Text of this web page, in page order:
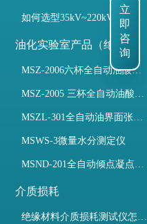
如何选型35kV~220kV GIS局部放电模拟装置？
油化实验室产品（绝缘油）
MSZ-2006六杯全自动油酸值测定仪
MSZ-2005 三杯全自动油酸值测定仪
MSZL-301全自动油界面张力仪
MSWS-3微量水分测定仪
MSND-201全自动倾点凝点测试仪
介质损耗
绝缘材料介质损耗测试仪怎么选？看木森电气B端定制如何升级测试效率
立
即
咨
询